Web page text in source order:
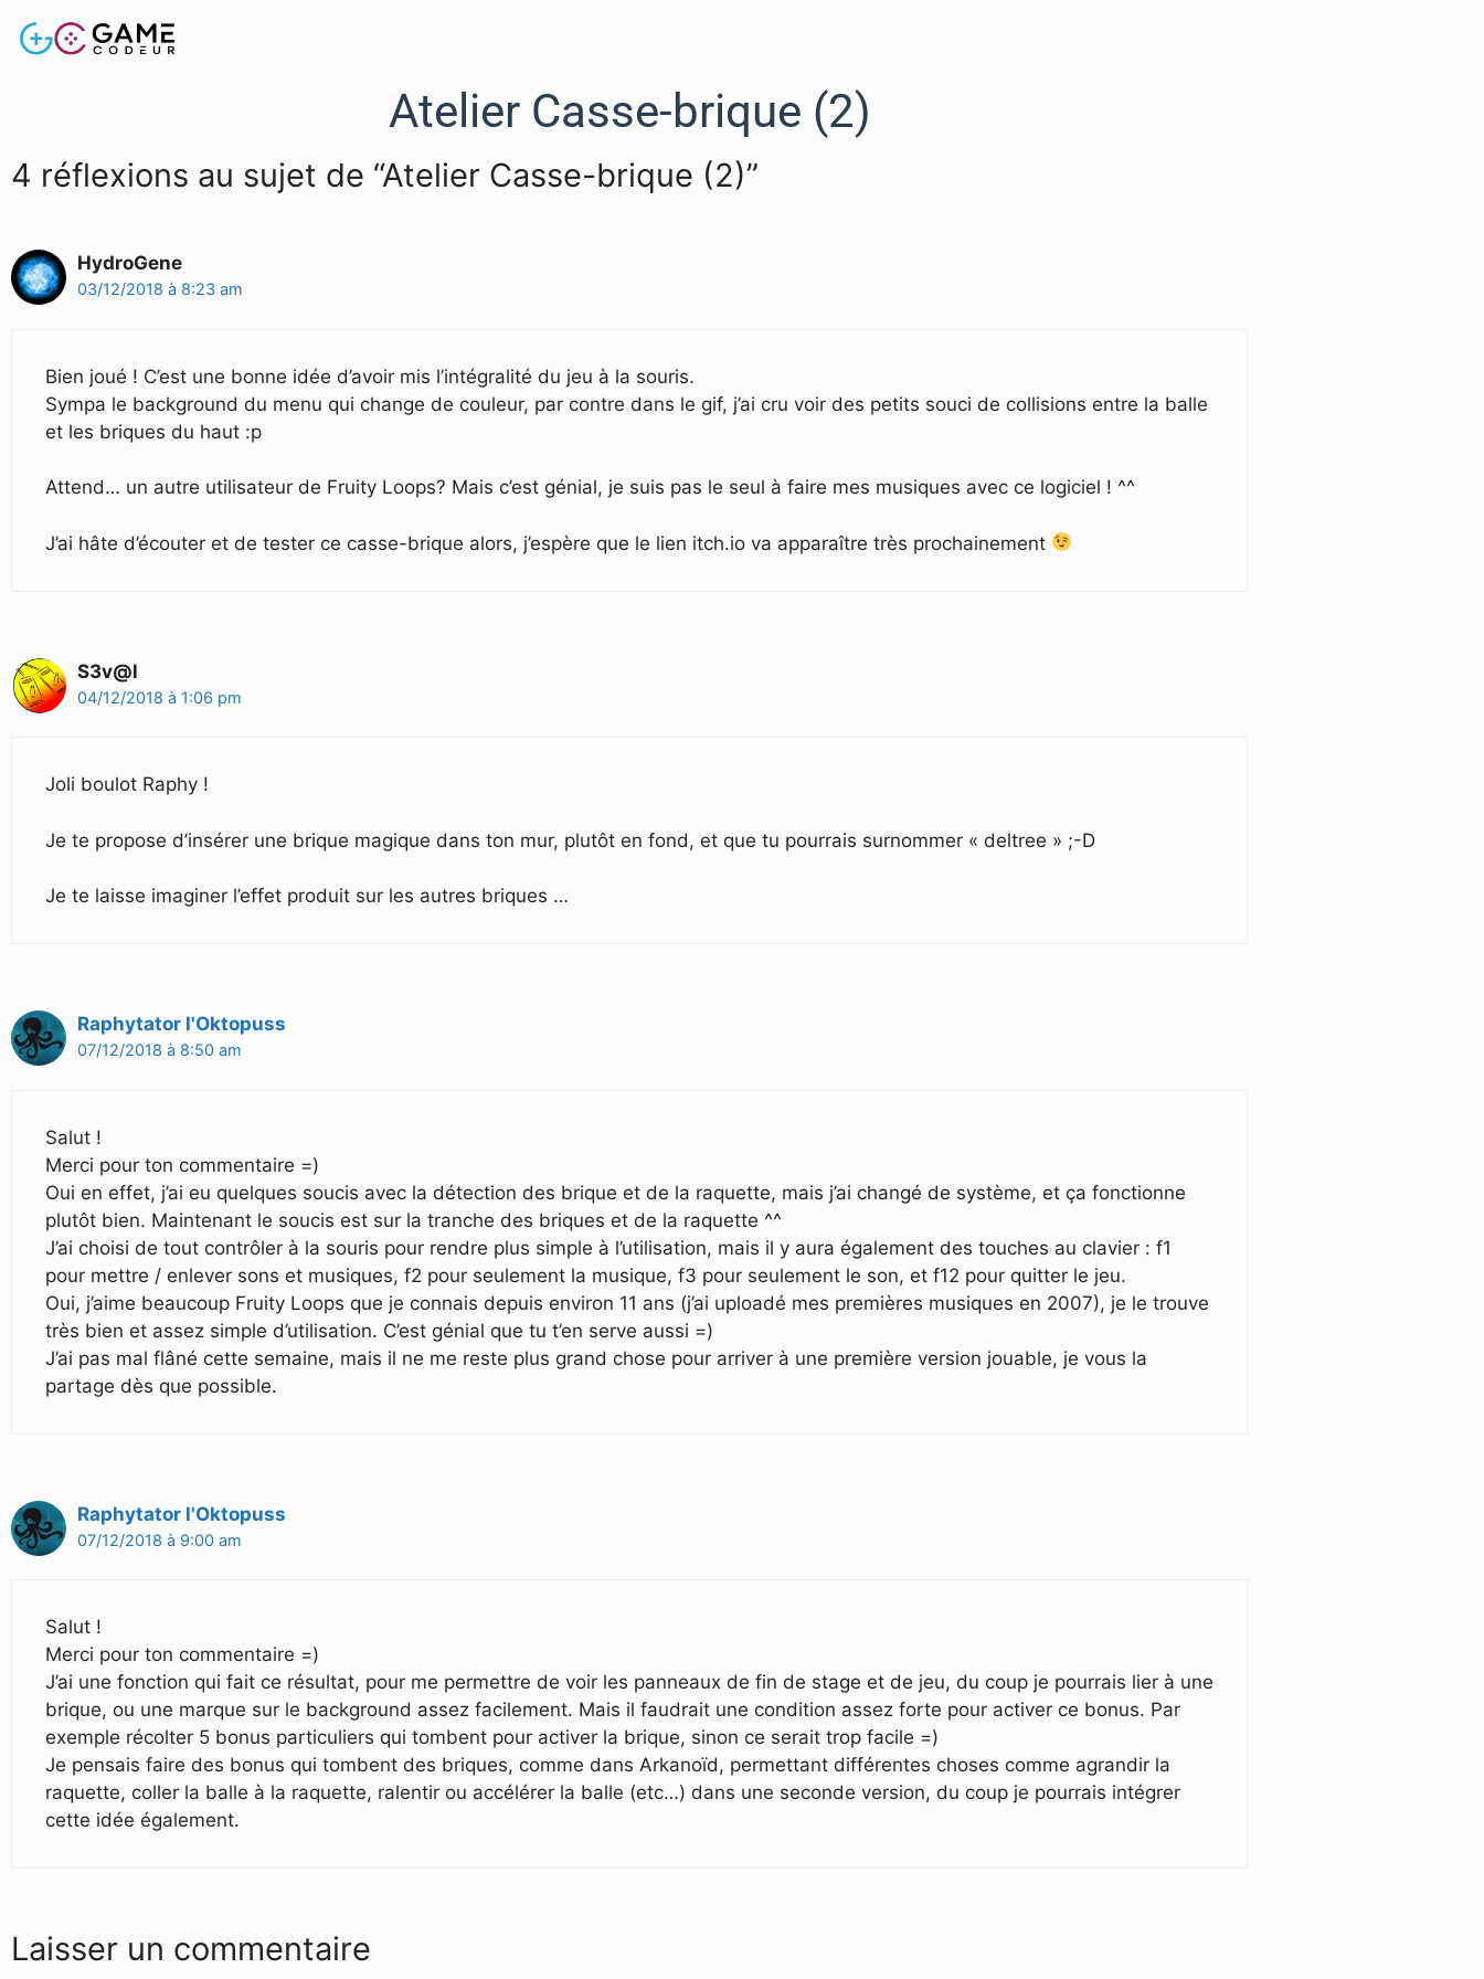
Atelier Casse-brique (2)
4 réflexions au sujet de “Atelier Casse-brique (2)”
HydroGene
03/12/2018 à 8:23 am
Bien joué ! C’est une bonne idée d’avoir mis l’intégralité du jeu à la souris.
Sympa le background du menu qui change de couleur, par contre dans le gif, j’ai cru voir des petits souci de collisions entre la balle
et les briques du haut :p
Attend… un autre utilisateur de Fruity Loops? Mais c’est génial, je suis pas le seul à faire mes musiques avec ce logiciel ! ^^
J’ai hâte d’écouter et de tester ce casse-brique alors, j’espère que le lien itch.io va apparaître très prochainement
S3v@l
04/12/2018 à 1:06 pm
Joli boulot Raphy !
Je te propose d’insérer une brique magique dans ton mur, plutôt en fond, et que tu pourrais surnommer « deltree » ;-D
Je te laisse imaginer l’effet produit sur les autres briques …
Raphytator l'Oktopuss
07/12/2018 à 8:50 am
Salut !
Merci pour ton commentaire =)
Oui en effet, j’ai eu quelques soucis avec la détection des brique et de la raquette, mais j’ai changé de système, et ça fonctionne
plutôt bien. Maintenant le soucis est sur la tranche des briques et de la raquette ^^
J’ai choisi de tout contrôler à la souris pour rendre plus simple à l’utilisation, mais il y aura également des touches au clavier : f1
pour mettre / enlever sons et musiques, f2 pour seulement la musique, f3 pour seulement le son, et f12 pour quitter le jeu.
Oui, j’aime beaucoup Fruity Loops que je connais depuis environ 11 ans (j’ai uploadé mes premières musiques en 2007), je le trouve
très bien et assez simple d’utilisation. C’est génial que tu t’en serve aussi =)
J’ai pas mal flâné cette semaine, mais il ne me reste plus grand chose pour arriver à une première version jouable, je vous la
partage dès que possible.
Raphytator l'Oktopuss
07/12/2018 à 9:00 am
Salut !
Merci pour ton commentaire =)
J’ai une fonction qui fait ce résultat, pour me permettre de voir les panneaux de fin de stage et de jeu, du coup je pourrais lier à une
brique, ou une marque sur le background assez facilement. Mais il faudrait une condition assez forte pour activer ce bonus. Par
exemple récolter 5 bonus particuliers qui tombent pour activer la brique, sinon ce serait trop facile =)
Je pensais faire des bonus qui tombent des briques, comme dans Arkanoïd, permettant différentes choses comme agrandir la
raquette, coller la balle à la raquette, ralentir ou accélérer la balle (etc…) dans une seconde version, du coup je pourrais intégrer
cette idée également.
Laisser un commentaire